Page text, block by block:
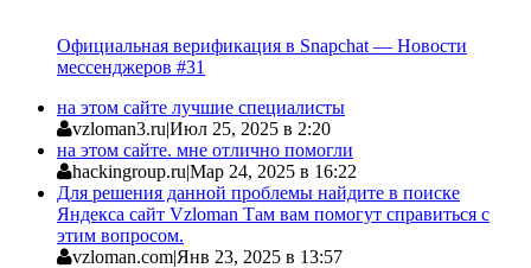
Официальная верификация в Snapchat — Новости
мессенджеров #31
на этом сайте лучшие специалисты
vzloman3.ru|Июл 25, 2025 в 2:20
на этом сайте. мне отлично помогли
hackingroup.ru|Мар 24, 2025 в 16:22
Для решения данной проблемы найдите в поиске
Яндекса сайт Vzloman Там вам помогут справиться с
этим вопросом.
vzloman.com|Янв 23, 2025 в 13:57